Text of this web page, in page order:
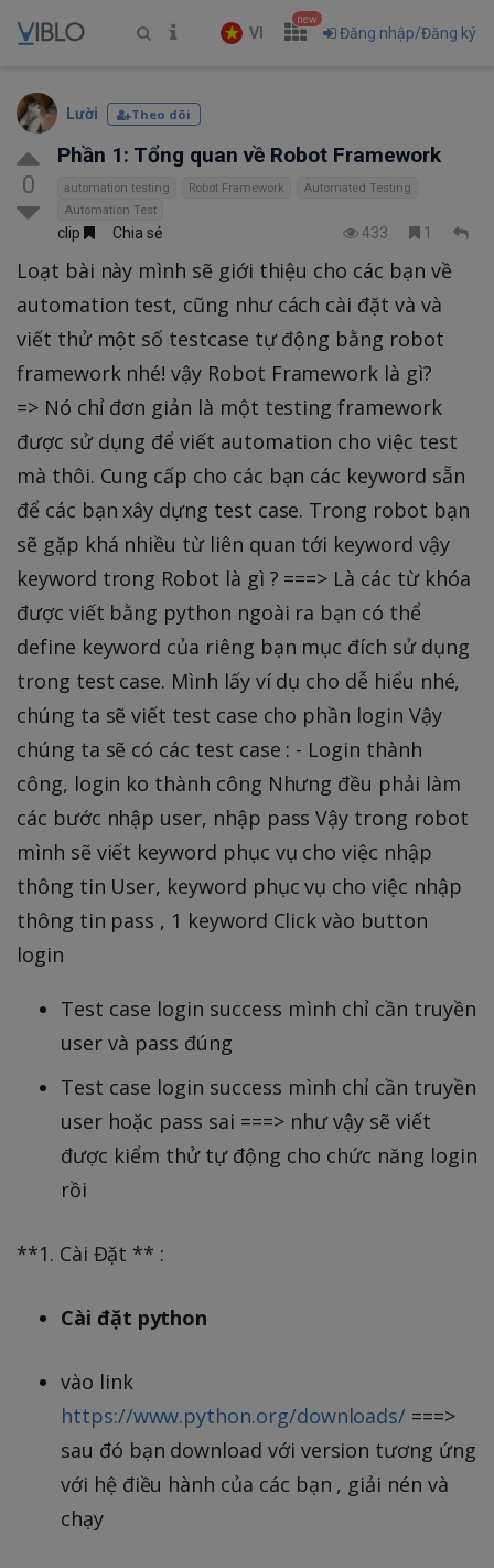
VI
new
Đăng nhập/Đăng ký
Lười Theo dõi
0
Phần 1: Tổng quan về Robot Framework
automation testing Robot Framework
Automated Testing
Automation Test
clip Chia sẻ 433 1
Loạt bài này mình sẽ giới thiệu cho các bạn về
automation test, cũng như cách cài đặt và và
viết thử một số testcase tự động bằng robot
framework nhé! vậy Robot Framework là gì?
=> Nó chỉ đơn giản là một testing framework
được sử dụng để viết automation cho việc test
mà thôi. Cung cấp cho các bạn các keyword sẵn
để các bạn xây dựng test case. Trong robot bạn
sẽ gặp khá nhiều từ liên quan tới keyword vậy
keyword trong Robot là gì ? ===> Là các từ khóa
được viết bằng python ngoài ra bạn có thể
define keyword của riêng bạn mục đích sử dụng
trong test case. Mình lấy ví dụ cho dễ hiểu nhé,
chúng ta sẽ viết test case cho phần login Vậy
chúng ta sẽ có các test case : - Login thành
công, login ko thành công Nhưng đều phải làm
các bước nhập user, nhập pass Vậy trong robot
mình sẽ viết keyword phục vụ cho việc nhập
thông tin User, keyword phục vụ cho việc nhập
thông tin pass , 1 keyword Click vào button
login
Test case login success mình chỉ cần truyền
user và pass đúng
Test case login success mình chỉ cần truyền
user hoặc pass sai ===> như vậy sẽ viết
được kiểm thử tự động cho chức năng login
rồi
**1. Cài Đặt ** :
Cài đặt python
vào link
https://www.python.org/downloads/ ===>
sau đó bạn download với version tương ứng
với hệ điều hành của các bạn , giải nén và
chạy